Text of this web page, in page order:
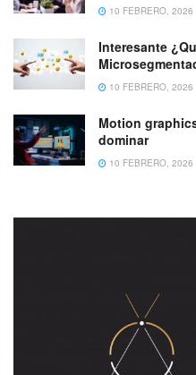
10 FEBRERO, 2026
Interesante
10 FEBRERO, 2026
Motion
dominar
10 FEBRERO, 2026